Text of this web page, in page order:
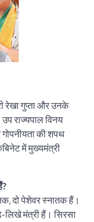
रेखा गुप्ता और उनके
राज्यपाल विनय
की शपथ
में मुख्यमंत्री
दो पेशेवर स्नातक हैं।
लिखे मंत्री हैं। सिरसा